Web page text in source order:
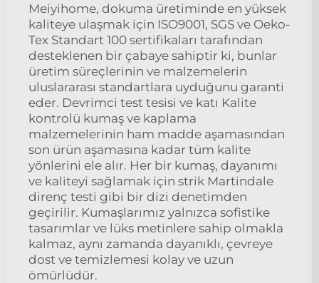
Meiyihome, dokuma üretiminde en yüksek
kaliteye ulaşmak için ISO9001, SGS ve Oeko-
Tex Standart 100 sertifikaları tarafından
desteklenen bir çabaye sahiptir ki, bunlar
üretim süreçlerinin ve malzemelerin
uluslararası standartlara uyduğunu garanti
eder. Devrimci test tesisi ve katı Kalite
kontrolü kumaş ve kaplama
malzemelerinin ham madde aşamasından
son ürün aşamasına kadar tüm kalite
yönlerini ele alır. Her bir kumaş, dayanımı
ve kaliteyi sağlamak için strik Martindale
direnç testi gibi bir dizi denetimden
geçirilir. Kumaşlarımız yalnızca sofistike
tasarımlar ve lüks metinlere sahip olmakla
kalmaz, aynı zamanda dayanıklı, çevreye
dost ve temizlemesi kolay ve uzun
ömürlüdür.